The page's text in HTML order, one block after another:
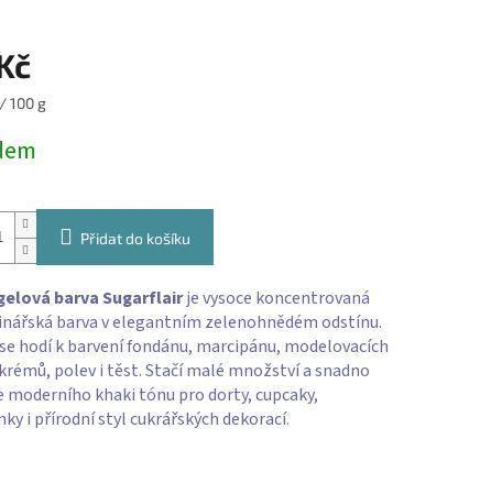
100 g
Přidat do košíku
barva Sugarflairje vysoce koncentrovaná
barva v elegantním zelenohnědém odstínu.
hodí k barvení fondánu, marcipánu, modelovacích
polev i těst. Stačí malé množství a snadno
khaki tónu pro dorty, cupcaky,
i přírodní styl cukrářských dekorací.